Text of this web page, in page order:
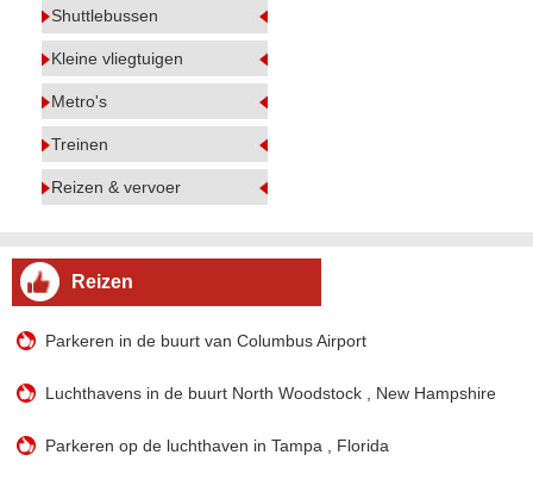
Shuttlebussen
Kleine vliegtuigen
Metro's
Treinen
Reizen & vervoer
Reizen
Parkeren in de buurt van Columbus Airport
Luchthavens in de buurt North Woodstock , New Hampshire
Parkeren op de luchthaven in Tampa , Florida